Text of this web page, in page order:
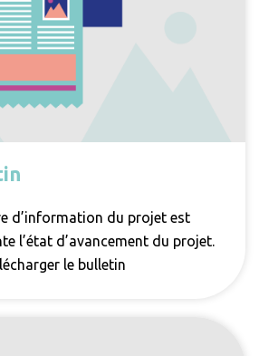
d’information du projet est
l’état d’avancement du projet.
le bulletin